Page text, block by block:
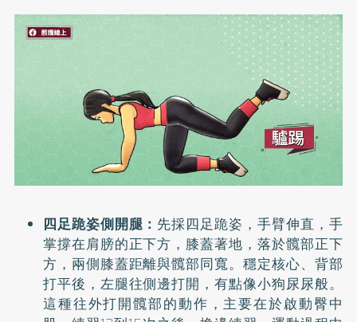
四足跪姿側開腿： 先採四足跪姿，手臂伸直，手
掌撐在肩膀的正下方，膝蓋著地，落於髖部正下
方，兩側膝蓋距離與髖部同寬。穩定核心、背部
打平後，左腿往側邊打開，有點像小狗尿尿般。
這種往外打開髖部的動作，主要在於啟動臀中